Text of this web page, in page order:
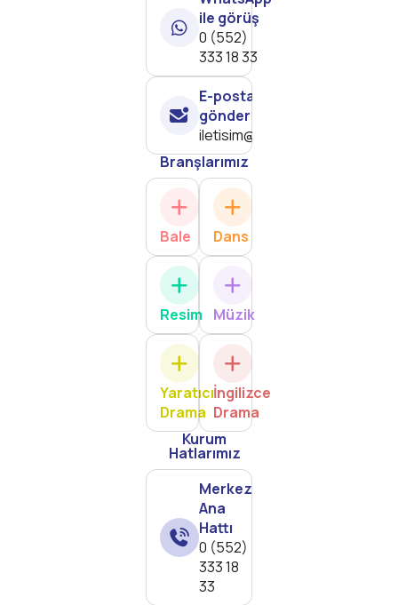
ile görüş
0 (552)
333 18 33
E-posta
gönder
Branşlarımız
Bale Dans
Resim Müzik
Yaratıcı
Drama
İngilizce
Drama
Kurum
Hatlarımız
Merkez
Ana
Hattı
0 (552)
333 18
33